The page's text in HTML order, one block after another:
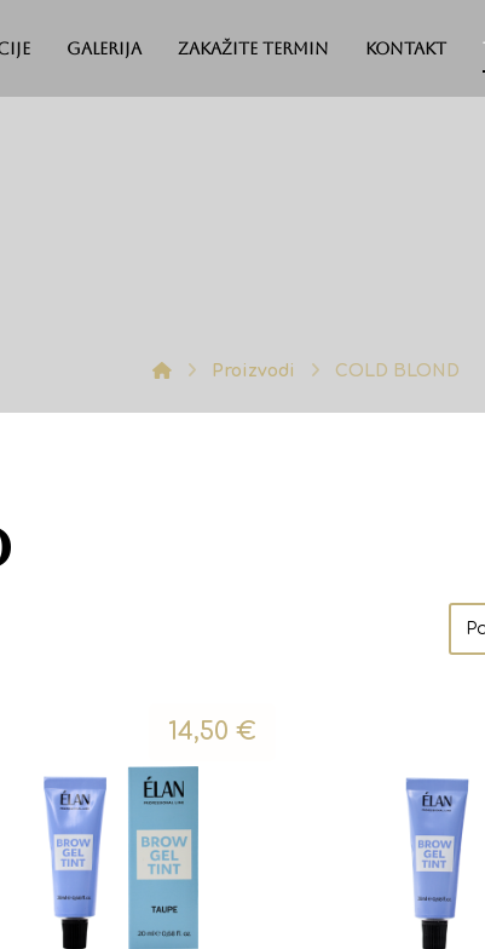
Galerija Zakažite termin Kontakt
Proizvodi COLD BLOND
14,50€